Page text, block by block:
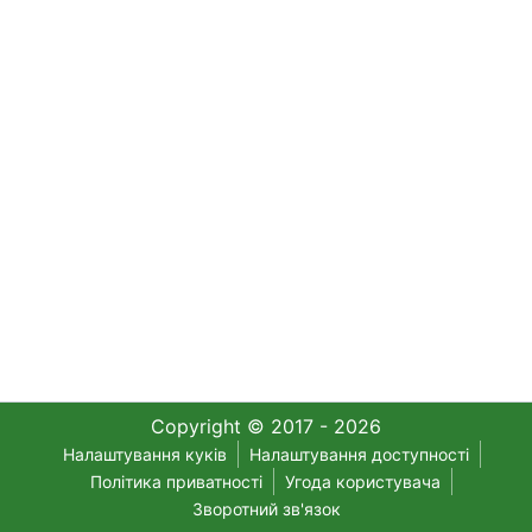
Copyright © 2017 - 2026
Налаштування куків
Налаштування доступності
Політика приватності
Угода користувача
Зворотний зв'язок